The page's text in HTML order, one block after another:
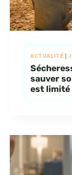
ACTUALITÉ |
sauver
est limité